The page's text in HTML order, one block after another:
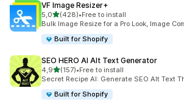
VF Image Resizer+
5,05 yıldız üzerinden
(428)
toplam 428 değerlendirme
•Free to install
Bulk Image Resize for a Pro Look, Image
Built for Shopify
SEO HERO AI Alt Text Generator
4,95 yıldız üzerinden
(157)
toplam 157 değerlendirme
•Free to install
Secret Recipe AI: Generate SEO Alt Text
Built for Shopify